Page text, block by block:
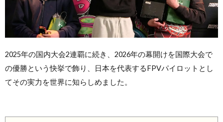
2025年の国内大会2連覇に続き、2026年の幕開けを国際大会で
の優勝という快挙で飾り、日本を代表するFPVパイロットとし
てその実力を世界に知らしめました。